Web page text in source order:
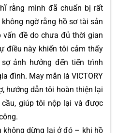
rằng mình đã chuẩn bị rất
ngờ rằng hồ sơ tài sản
vấn đề do chưa đủ thời gian
điều này khiến tôi cảm thấy
ảnh hưởng đến tiến trình
đình. May mắn là VICTORY
hướng dẫn tôi hoàn thiện lại
giúp tôi nộp lại và được
không dừng lại ở đó – khi hồ